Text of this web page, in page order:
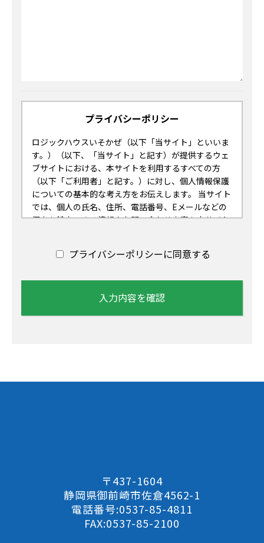
プライバシーポリシー
ロジックハウスいそかぜ（以下「当サイト」といいま
す。）（以下、「当サイト」と記す）が提供するウェ
ブサイトにおける、本サイトを利用するすべての方
（以下「ご利用者」と記す。）に対し、個人情報保護
についての基本的な考え方をお伝えします。 当サイト
では、個人の氏名、住所、電話番号、Eメールなどの
個人を特定できる情報やお問い合わせ内容を本サイト
個人情報の利用目的・収集について
的で利用・収集するものとします
ご本人確認、その他当社サービスの提供に係ること。
を行うこと。
ただいた個人情報につきましては、「利用目的・収集
について」に記載された利用目的を達成するため、業
務委託先又は提携先に預託する場合がございます。当
社が利用者のみなさまに告知した場合を除いて、業務
プライバシーポリシーに同意する
〒437-1604
静岡県御前崎市佐倉4562-1
電話番号:0537-85-4811
FAX:0537-85-2100